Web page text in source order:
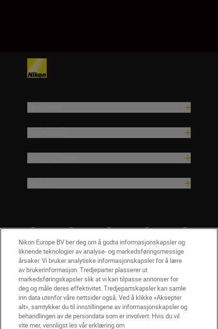
NO Nikon Sites
Nikon Europe BV ber deg om å godta informasjonskapsler og
liknende teknologier av analyse- og markedsføringsmessige
årsaker. Vi bruker analytiske informasjonskapsler for å lære
av brukerinformasjon. Tredjeparter plasserer ut
markedsføringskapsler slik at vi kan tilpasse annonser for
deg og måle deres effektivitet. Tredjepartskapsler kan samle
inn data utenfor våre nettsider også. Ved å klikke «Aksepter
alt», samtykker du til innstillingene av informasjonskapsler og
behandlingen av de persondata som er involvert. Hvis du vil
vite mer, vennligst les vår erklæring om